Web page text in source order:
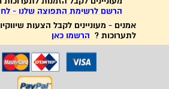
הרשם לרשימת התפוצה שלנו -
אמנים - מעוניינים לקבל הצעות
לתערוכות ? הרשמו כאן